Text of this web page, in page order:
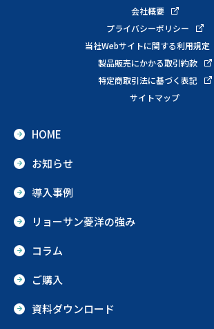
会社概要
プライバシーポリシー
当社Webサイトに関する利用規定
製品販売にかかる取引約款
特定商取引法に基づく表記
サイトマップ
HOME
お知らせ
導入事例
リョーサン菱洋の強み
コラム
ご購入
資料ダウンロード